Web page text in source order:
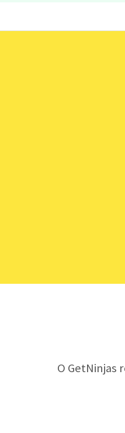
O GetNinjas